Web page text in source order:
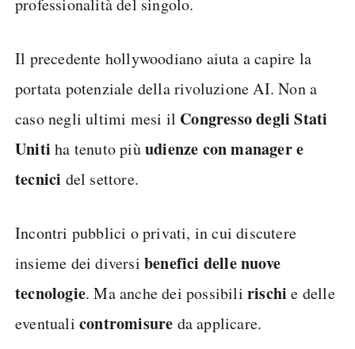
professionalità del singolo.
Il precedente hollywoodiano aiuta a capire la
portata potenziale della rivoluzione AI. Non a
caso negli ultimi mesi il Congresso degli Stati
Uniti ha tenuto piùudienze con manager e
tecnici del settore.
Incontri pubblici o privati, in cui discutere
insieme dei diversi benefici delle nuove
tecnologie. Ma anche dei possibili rischi e delle
eventuali contromisure da applicare.